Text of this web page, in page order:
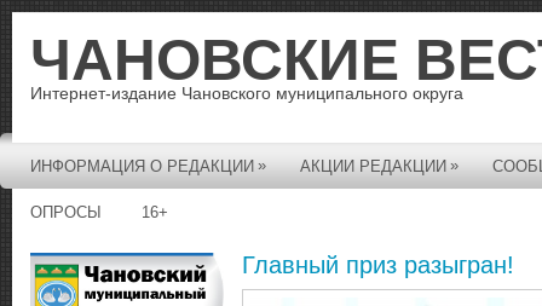
ЧАНОВСКИЕ
Интернет-издание Чановского муниципального округа
ИНФОРМАЦИЯ О РЕДАКЦИИ » АКЦИИ РЕДАКЦИИ »
ОПРОСЫ 16+
Главный приз разыгран!